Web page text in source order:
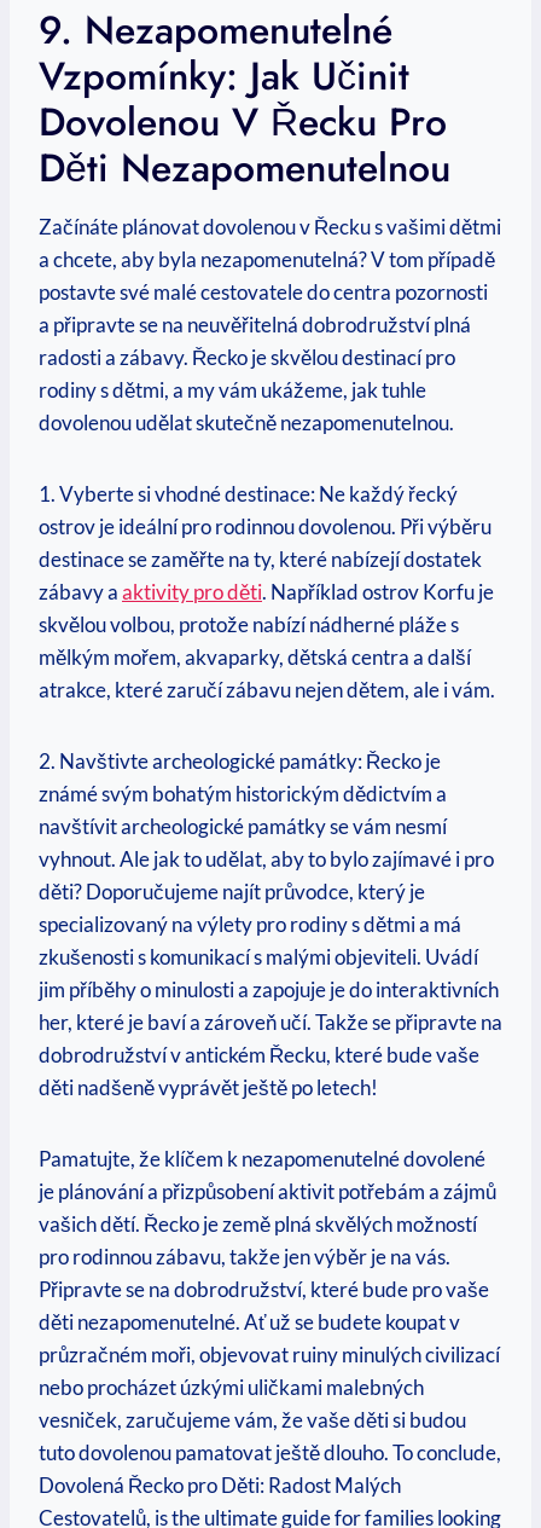
9. Nezapomenutelné
Vzpomínky:⁣ Jak Učinit
Dovolenou V Řecku Pro
Děti Nezapomenutelnou
Začínáte plánovat dovolenou ​v Řecku s vašimi dětmi
a chcete, aby byla nezapomenutelná? ​V tom​ případě
‍postavte⁢ své malé cestovatele ‌do centra pozornosti
a připravte se na neuvěřitelná dobrodružství plná
radosti a zábavy. Řecko je skvělou destinací pro
rodiny s dětmi, a my vám ukážeme, jak tuhle
dovolenou udělat skutečně nezapomenutelnou.
1. Vyberte si vhodné destinace: Ne každý řecký
ostrov je ideální pro rodinnou⁣ dovolenou. Při výběru
destinace se zaměřte na ty, které nabízejí dostatek
zábavy aaktivity​ pro děti. Například ostrov Korfu je
skvělou volbou, protože ⁣nabízí⁣ nádherné pláže s
mělkým mořem, akvaparky, dětská centra a další
atrakce,⁤ které zaručí zábavu nejen dětem, ale i vám.
2.⁢ Navštivte archeologické památky: Řecko je
známé svým bohatým historickým‌ dědictvím a
navštívit archeologické památky se vám nesmí
vyhnout. ⁣Ale jak to udělat, aby to bylo zajímavé i pro
děti?​ Doporučujeme najít průvodce, který je
⁤specializovaný na výlety pro rodiny s dětmi a má​
zkušenosti s komunikací s malými objeviteli. Uvádí
jim příběhy o ⁢minulosti a ⁢zapojuje je do interaktivních
her, které je baví⁤ a zároveň učí. Takže se připravte na
dobrodružství v antickém Řecku, které bude vaše
děti nadšeně vyprávět ještě po letech!
Pamatujte, že klíčem k nezapomenutelné dovolené
je plánování a přizpůsobení‌ aktivit⁤ potřebám⁤ a zájmů
vašich dětí. Řecko je země plná skvělých možností‌
pro rodinnou ⁢zábavu, ⁣takže ⁤jen výběr je ⁣na vás.
Připravte se na dobrodružství, které bude pro vaše
děti nezapomenutelné. Ať už se budete koupat v‍
průzračném ⁢moři, objevovat ruiny minulých ​civilizací
nebo procházet ⁣úzkými uličkami malebných
vesniček, ‍zaručujeme ⁤vám, že ⁢vaše děti si budou
tuto dovolenou pamatovat ještě dlouho. ‌To conclude,
Dovolená Řecko pro Děti: Radost ‍Malých
Cestovatelů, ⁣is the ultimate guide for ⁤families looking